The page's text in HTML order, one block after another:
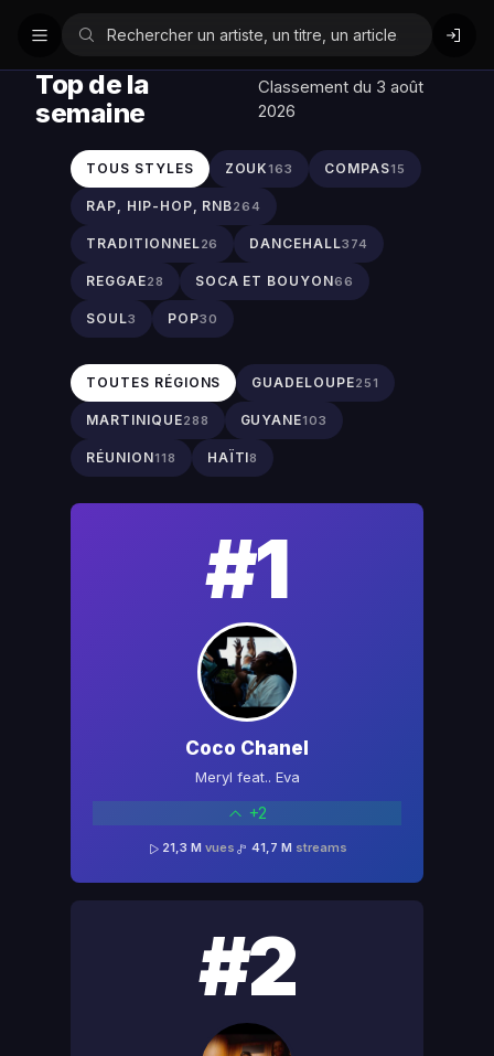
Top de la
semaine
Classement du 3 août
2026
TOUS STYLES ZOUK163 COMPAS15
RAP, HIP-HOP, RNB264
TRADITIONNEL26 DANCEHALL374
REGGAE28 SOCA ET BOUYON66
SOUL3 POP30
TOUTES RÉGIONS GUADELOUPE251
MARTINIQUE288 GUYANE103
RÉUNION118 HAÏTI8
#2
#1
Coco Chanel
Meryl feat.. Eva
+2
21,3 M vues 41,7 M streams